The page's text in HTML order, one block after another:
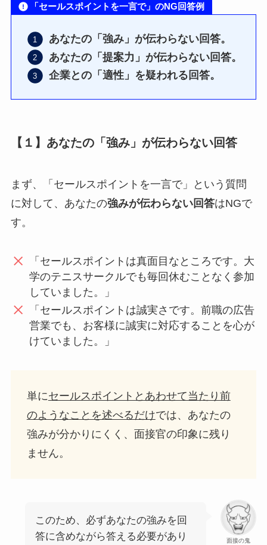
「セールスポイントを一言で」のNG回答例
あなたの「強み」が伝わらない回答。
あなたの「提案力」が伝わらない回答。
企業との「適性」を疑われる回答。
【１】あなたの「強み」が伝わらない回答
まず、「セールスポイントを一言で」という質問
に対して、あなたの強みが伝わらない回答はNGで
す。
「セールスポイントは真面目なところです。大
学のテニスサークルでも毎回休むことなく参加
していました。」
「セールスポイントは誠実さです。前職の広告
営業でも、お客様に誠実に対応することを心が
けていました。」
単にセールスポイントとあわせて当たり前
のようなことを述べるだけでは、あなたの
強みが分かりにくく、面接官の印象に残り
ません。
面接の鬼
このため、必ずあなたの強みを回
答に含めながら答える必要があり